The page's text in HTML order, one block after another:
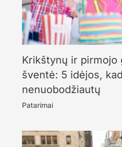
Krikštynų ir pirmojo
šventė: 5 idėjos,
nenuobodžiautų
Patarimai